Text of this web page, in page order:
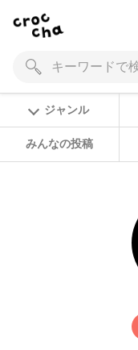
ジャンル
みんなの投稿